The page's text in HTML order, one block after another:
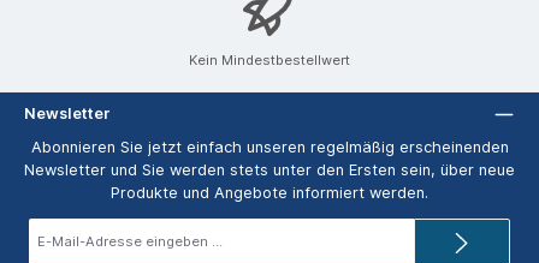
Kein Mindestbestellwert
Newsletter
Abonnieren Sie jetzt einfach unseren regelmäßig erscheinenden
Newsletter und Sie werden stets unter den Ersten sein, über neue
Produkte und Angebote informiert werden.